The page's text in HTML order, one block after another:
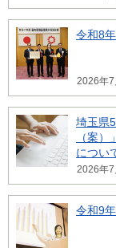
令和8
2026年7
埼玉県
（案
につい
2026年7
令和9